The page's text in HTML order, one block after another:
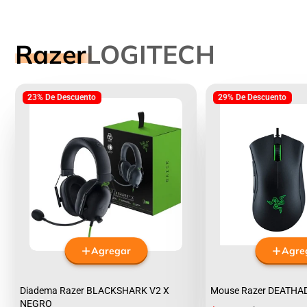
RazerLOGITECH
23% De Descuento
Agregar
Diadema Razer BLACKSHARK V2 X
NEGRO
29% De Descuento
Mouse Razer